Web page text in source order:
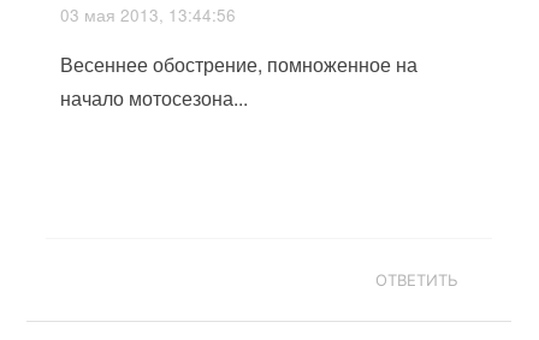
03 мая 2013, 13:44:56
Весеннее обострение, помноженное на
начало мотосезона...
ОТВЕТИТЬ